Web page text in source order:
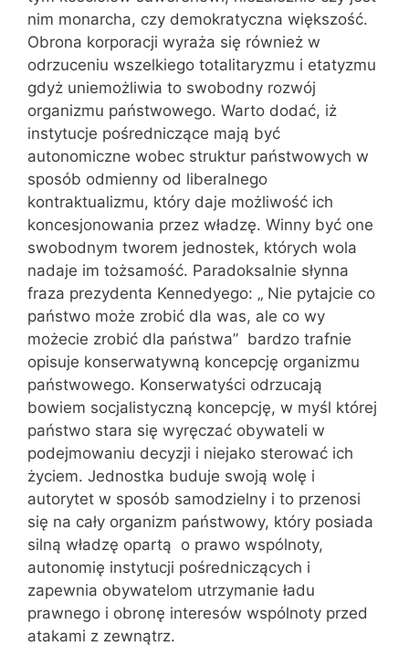
nim monarcha, czy demokratyczna większość.
Obrona korporacji wyraża się również w
odrzuceniu wszelkiego totalitaryzmu i etatyzmu
gdyż uniemożliwia to swobodny rozwój
organizmu państwowego. Warto dodać, iż
instytucje pośredniczące mają być
autonomiczne wobec struktur państwowych w
sposób odmienny od liberalnego
kontraktualizmu, który daje możliwość ich
koncesjonowania przez władzę. Winny być one
swobodnym tworem jednostek, których wola
nadaje im tożsamość. Paradoksalnie słynna
fraza prezydenta Kennedyego: „ Nie pytajcie co
państwo może zrobić dla was, ale co wy
możecie zrobić dla państwa” bardzo trafnie
opisuje konserwatywną koncepcję organizmu
państwowego. Konserwatyści odrzucają
bowiem socjalistyczną koncepcję, w myśl której
państwo stara się wyręczać obywateli w
podejmowaniu decyzji i niejako sterować ich
życiem. Jednostka buduje swoją wolę i
autorytet w sposób samodzielny i to przenosi
się na cały organizm państwowy, który posiada
silną władzę opartą o prawo wspólnoty,
autonomię instytucji pośredniczących i
zapewnia obywatelom utrzymanie ładu
prawnego i obronę interesów wspólnoty przed
atakami z zewnątrz.